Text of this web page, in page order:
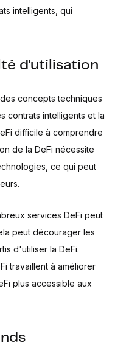
intelligents, qui
d'utilisation
concepts techniques
contrats intelligents et la
difficile à comprendre
de la DeFi nécessite
ce qui peut
services DeFi peut
peut décourager les
d'utiliser la DeFi.
travaillent à améliorer
plus accessible aux